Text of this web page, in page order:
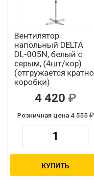
Вентилятор
напольный DELTA
DL-005N, белый с
серым, (4шт/кор)
(отгружается кратно
коробки)
4 420
Розничная цена 4 555
КУПИТЬ